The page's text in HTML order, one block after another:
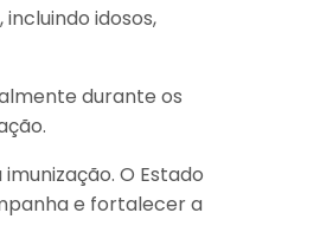
idosos,
durante os
O Estado
e fortalecer a